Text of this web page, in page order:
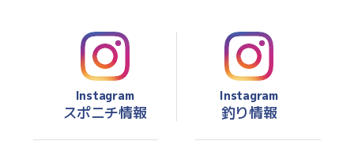
Instagram
スポニチ情報
Instagram
釣り情報